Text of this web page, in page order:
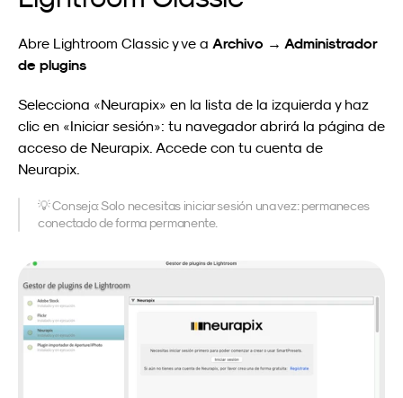
Abre Lightroom Classic y ve a Archivo → Administrador
de plugins
Selecciona «Neurapix» en la lista de la izquierda y haz
clic en «Iniciar sesión»: tu navegador abrirá la página de
acceso de Neurapix. Accede con tu cuenta de
Neurapix.
💡 Consejo: Solo necesitas iniciar sesión una vez: permaneces
conectado de forma permanente.